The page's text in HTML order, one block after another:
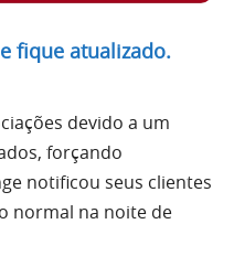
fique atualizado.
devido a um
forçando
notificou seus clientes
normal na noite de